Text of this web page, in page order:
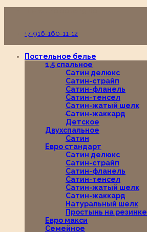
+7-916-160-11-12
Постельное белье
1,5 спальное
Сатин делюкс
Сатин-страйп
Сатин-фланель
Сатин-тенсел
Сатин-жатый шелк
Сатин-жаккард
Детское
Двухспальное
Сатин
Евро стандарт
Сатин делюкс
Сатин-страйп
Сатин-фланель
Сатин-тенсел
Сатин-жатый шелк
Сатин-жаккард
Натуральный шелк
Простынь на резинке
Евро макси
Семейное